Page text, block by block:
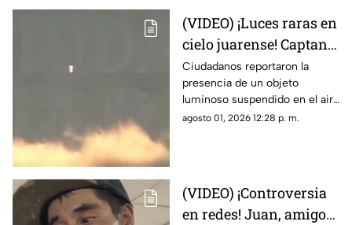
(VIDEO) ¡Luces raras en
cielo juarense! Captan
luz de extraña forma
que asemeja un OVNI
Ciudadanos reportaron la
presencia de un objeto
luminoso suspendido en el aire
que no coincidía con drones ni
agosto 01, 2026 12:28 p. m.
(VIDEO) ¡Controversia
en redes! Juan, amigo